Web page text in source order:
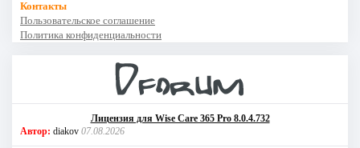
Контакты
Пользовательское соглашение
Политика конфиденциальности
Лицензия для Wise Care 365 Pro 8.0.4.732
Автор: diakov 07.08.2026